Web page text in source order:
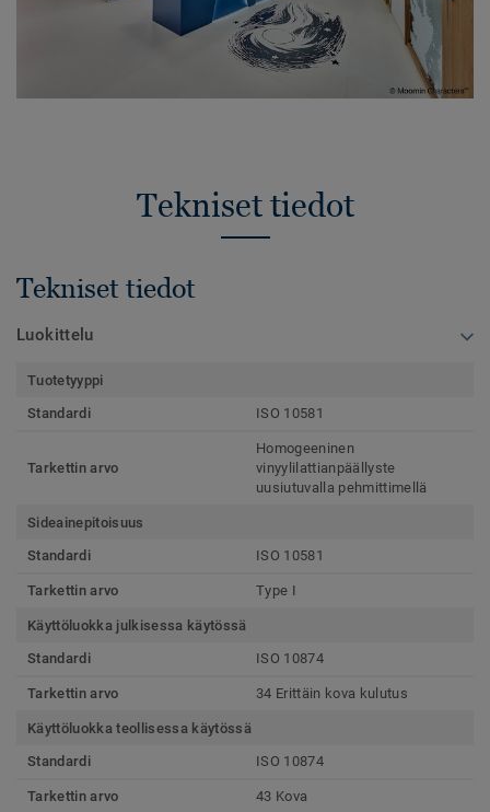
Tekniset tiedot
Tekniset tiedot
Luokittelu
Tuotetyyppi
Standardi
ISO 10581
Tarkettin arvo
Homogeeninen
vinyylilattianpäällyste
uusiutuvalla pehmittimellä
Sideainepitoisuus
Standardi
ISO 10581
Tarkettin arvo Type I
Käyttöluokka julkisessa käytössä
Standardi
ISO 10874
Tarkettin arvo 34 Erittäin kova kulutus
Käyttöluokka teollisessa käytössä
Standardi
ISO 10874
Tarkettin arvo 43 Kova